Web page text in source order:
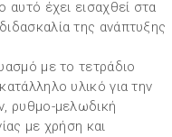
έχει εισαχθεί στα
της ανάπτυξης
με το τετράδιο
υλικό για την
ρυθμο-μελωδική
με χρήση και